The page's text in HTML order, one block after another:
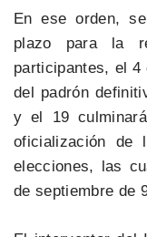
En ese orden,
plazo para la
participantes, el 4
del padrón
y el 19
oficialización de
elecciones, las
de septiembre de